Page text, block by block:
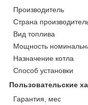
Производитель
Страна
Вид топлива
Мощность
Назначение котла
Способ установки
Пользовательские
Гарантия, мес